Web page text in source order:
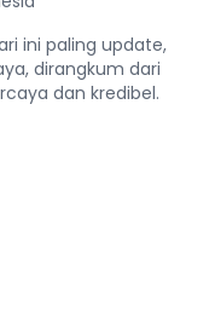
ini paling update,
dirangkum dari
dan kredibel.